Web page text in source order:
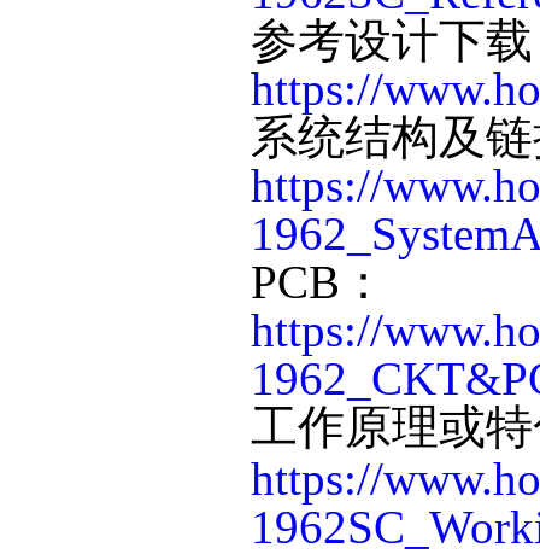
参考设计下
https://
系统结构及
https://
PCB：
https://
工作原理或
https://